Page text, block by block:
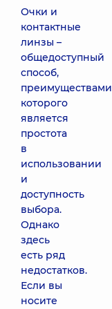
Очки и
контактные
линзы –
общедоступный
способ,
преимуществами
которого
является
простота
в
использовании
и
доступность
выбора.
Однако
здесь
есть ряд
недостатков.
Если вы
носите